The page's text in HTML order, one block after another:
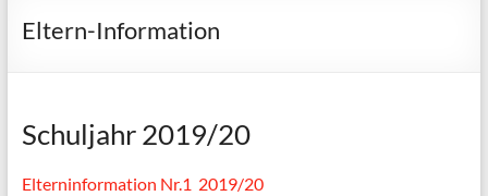
Gesamtschule
Eltern-Information
Schuljahr 2019/20
Elterninformation Nr.1 2019/20